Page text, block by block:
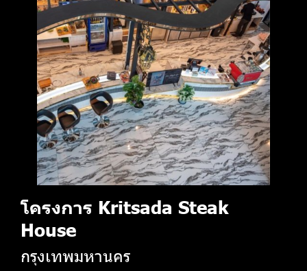
โครงการ Kritsada Steak
House
กรุงเทพมหานคร